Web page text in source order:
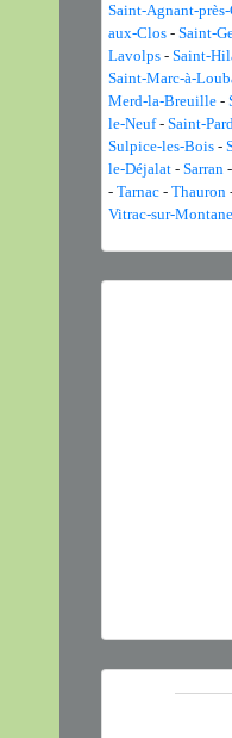
Saint-Agnant-
aux-Clos - Saint-
Lavolps - Saint-
Saint-Marc-à-
Merd-la-Breuille -
le-Neuf- Saint-
Sulpice-les-Bois -
le-Déjalat - Sarran -
- Tarnac - Thauron
Vitrac-sur-Montane